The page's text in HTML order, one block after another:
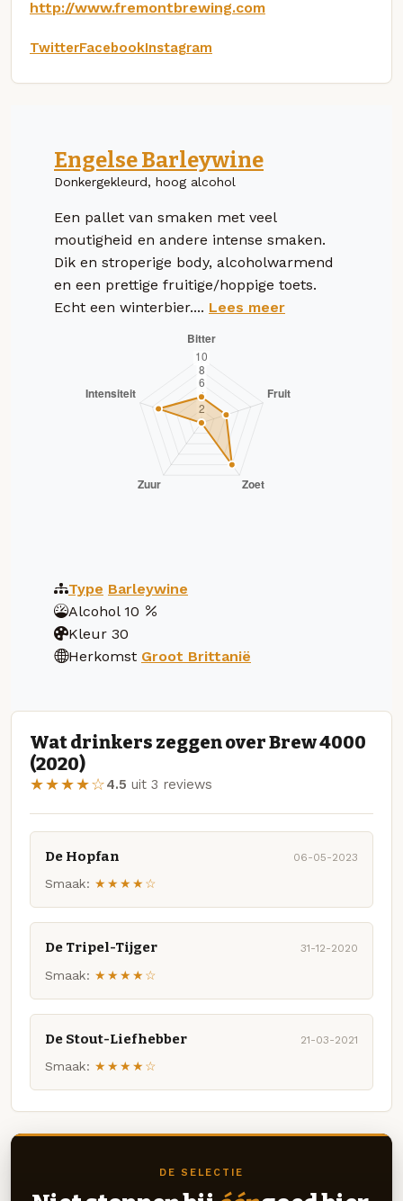
http://www.fremontbrewing.com
TwitterFacebookInstagram
Engelse Barleywine
Donkergekleurd, hoog alcohol
Een pallet van smaken met veel
moutigheid en andere intense smaken.
Dik en stroperige body, alcoholwarmend
en een prettige fruitige/hoppige toets.
Echt een winterbier.... Lees meer
Type Barleywine
Alcohol 10
Kleur 30
Herkomst Groot Brittanië
Wat drinkers zeggen over Brew 4000
(2020)
★★★★☆4.5 uit 3 reviews
De Hopfan 06-05-2023
Smaak: ★★★★☆
De Tripel-Tijger 31-12-2020
Smaak: ★★★★☆
De Stout-Liefhebber 21-03-2021
Smaak: ★★★★☆
DE SELECTIE